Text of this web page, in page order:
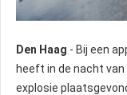
Den Haag - Bij een
heeft in de nacht van
explosie